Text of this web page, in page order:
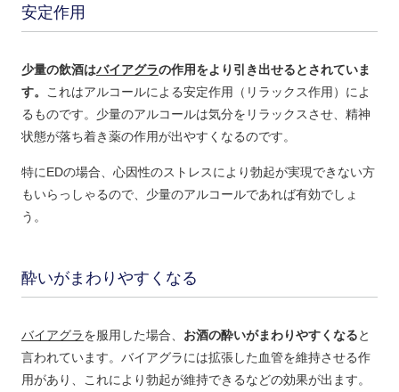
安定作用
少量の飲酒はバイアグラの作用をより引き出せるとされていま
す。
これはアルコールによる安定作用（リラックス作用）によ
るものです。少量のアルコールは気分をリラックスさせ、精神
状態が落ち着き薬の作用が出やすくなるのです。
特にEDの場合、心因性のストレスにより勃起が実現できない方
もいらっしゃるので、少量のアルコールであれば有効でしょ
う。
酔いがまわりやすくなる
バイアグラを服用した場合、 お酒の酔いがまわりやすくなると
言われています。バイアグラには拡張した血管を維持させる作
用があり、これにより勃起が維持できるなどの効果が出ます。